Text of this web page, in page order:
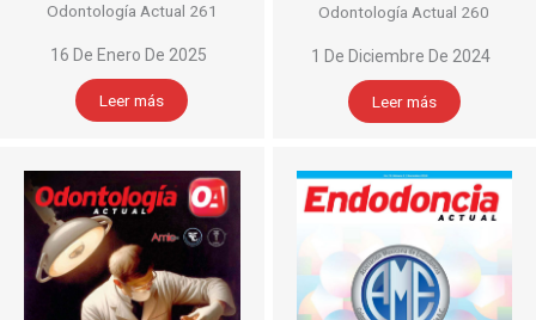
Odontología Actual 261
16 De Enero De 2025
Leer más
Odontología Actual 260
1 De Diciembre De 2024
Leer más